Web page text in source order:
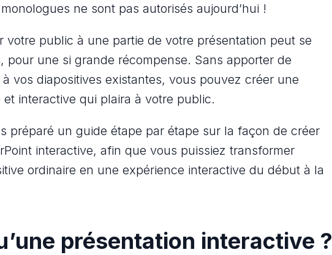
ne sont pas autorisés aujourd’hui !
votre public à une partie de votre présentation peut se
pour une si grande récompense. Sans apporter de
vos diapositives existantes, vous pouvez créer une
interactive qui plaira à votre public.
préparé un guide étape par étape sur la façon de créer
interactive, afin que vous puissiez transformer
ordinaire en une expérience interactive du début à la
présentation interactive ?